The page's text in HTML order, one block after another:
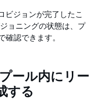
ビジョンが完了したこ
ョニングの状態は、プ
確認できます。
ール内にリー
する